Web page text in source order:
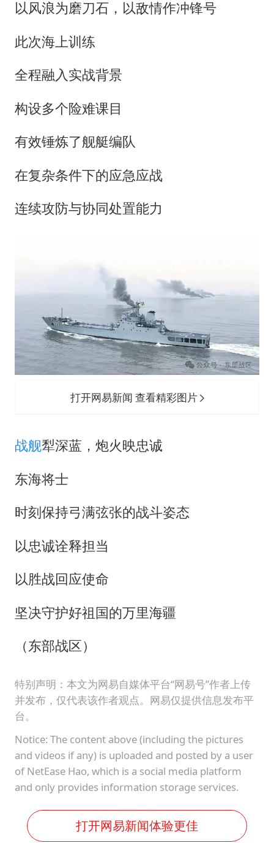
以风浪为磨刀石，以敌情作冲锋号
此次海上训练
全程融入实战背景
构设多个险难课目
有效锤炼了舰艇编队
在复杂条件下的应急应战
连续攻防与协同处置能力
打开网易新闻 查看精彩图片
战舰犁深蓝，炮火映忠诚
东海将士
时刻保持弓满弦张的战斗姿态
以忠诚诠释担当
以胜战回应使命
坚决守护好祖国的万里海疆
（东部战区）
特别声明：本文为网易自媒体平台“网易号”作者上传
并发布，仅代表该作者观点。网易仅提供信息发布平
台。
Notice: The content above (including the pictures
and videos if any) is uploaded and posted by a user
of NetEase Hao, which is a social media platform
and only provides information storage services.
打开网易新闻体验更佳